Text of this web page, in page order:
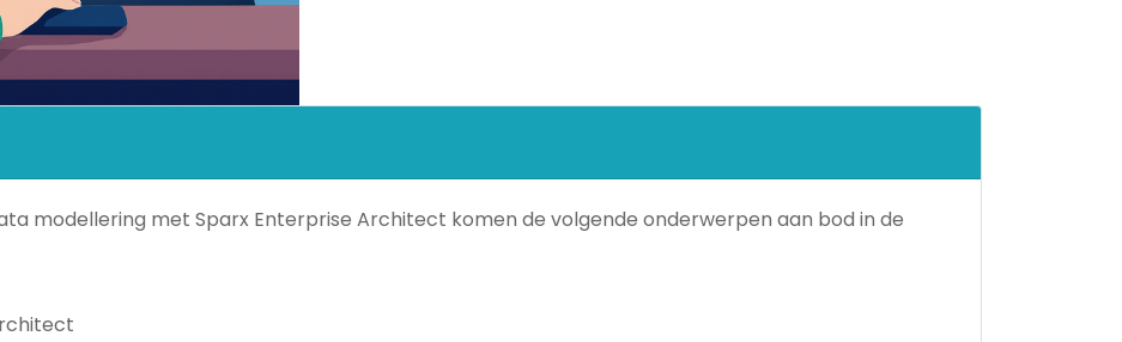
modellering met Sparx Enterprise Architect komen de volgende onderwerpen aan bod in de